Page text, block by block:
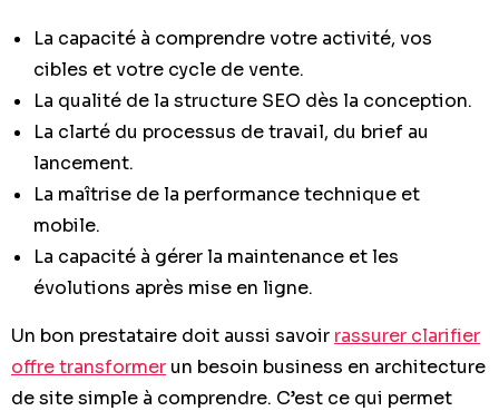
La capacité à comprendre votre activité, vos
cibles et votre cycle de vente.
La qualité de la structure SEO dès la conception.
La clarté du processus de travail, du brief au
lancement.
La maîtrise de la performance technique et
mobile.
La capacité à gérer la maintenance et les
évolutions après mise en ligne.
Un bon prestataire doit aussi savoir rassurer clarifier
offre transformer un besoin business en architecture
de site simple à comprendre. C’est ce qui permet